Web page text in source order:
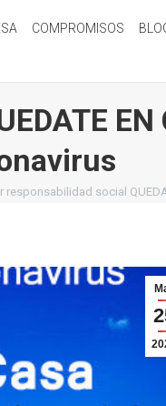
COMPROMISOS
responsabilidad social